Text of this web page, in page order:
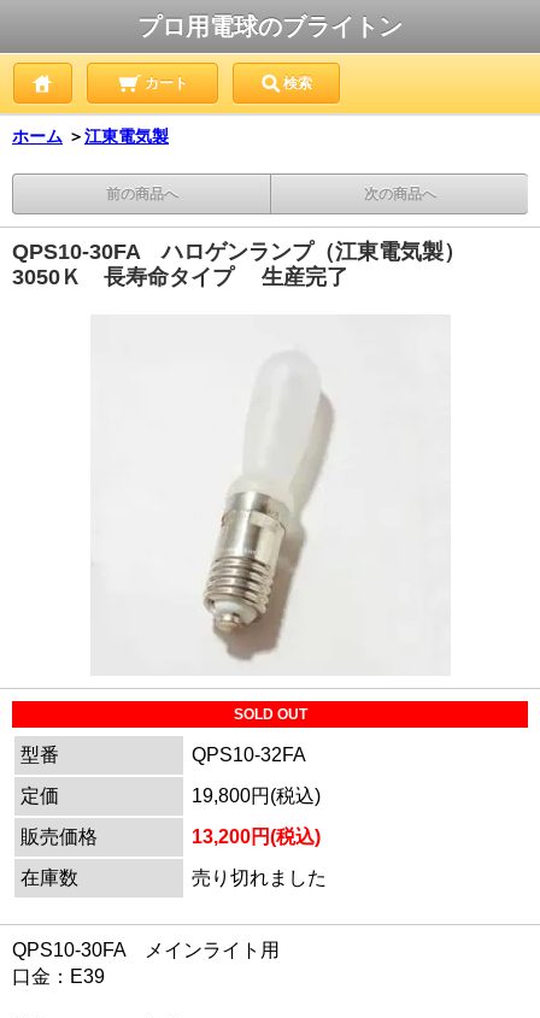
プロ用電球のブライトン
カート 検索
ホーム ＞江東電気製
前の商品へ 次の商品へ
QPS10-30FA ハロゲンランプ（江東電気製）
3050Ｋ 長寿命タイプ 生産完了
SOLD OUT
型番
QPS10-32FA
定価
19,800円(税込)
販売価格
13,200円(税込)
在庫数
売り切れました
QPS10-30FA メインライト用
口金：E39